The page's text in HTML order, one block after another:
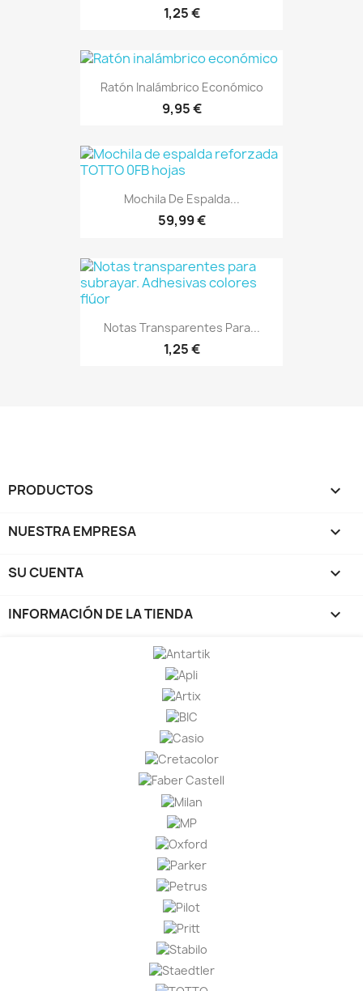
1,25 €
Ratón Inalámbrico Económico
9,95 €
Mochila De Espalda...
59,99 €
Notas Transparentes Para...
1,25 €
PRODUCTOS 
NUESTRA EMPRESA 
SU CUENTA 
INFORMACIÓN DE LA TIENDA keyboard_arrow_down